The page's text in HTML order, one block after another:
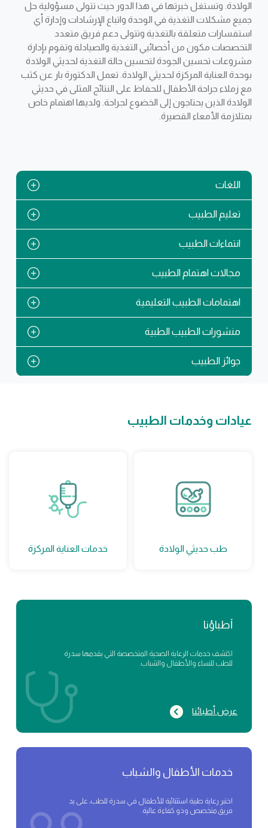
الولادة. وتستغل خبرتها في هذا الدور حيث تتولى مسؤولية حل
جميع مشكلات التغذية في الوحدة واتباع الإرشادات وإدارة أي
استفسارات متعلقة بالتغذية وتتولى دعم فريق متعدد
التخصصات مكون من أخصائيي التغذية والصيادلة وتقوم بإدارة
مشروعات تحسين الجودة لتحسين حالة التغذية لحديثي الولادة
بوحدة العناية المركزة لحديثي الولادة. تعمل الدكتورة بار عن كثب
مع زملاء جراحة الأطفال للحفاظ على النتائج المثلى في حديثي
الولادة الذين يحتاجون إلى الخضوع لجراحة. ولديها اهتمام خاص
بمتلازمة الأمعاء القصيرة.
اللغات
تعليم الطبيب
انتماءات الطبيب
مجالات اهتمام الطبيب
اهتمامات الطبيب التعليمية
منشورات الطبيب الطبية
جوائز الطبيب
عيادات وخدمات الطبيب
طب حديثي الولادة خدمات العناية المركزة
أطباؤنا
اكتشف خدمات الرعاية الصحية المتخصصة التي يقدمها سدرة
للطب للنساء والأطفال والشباب.
عرض أطبائنا
خدمات الأطفال والشباب
اختبر رعاية طبية استثنائية للأطفال في سدرة للطب، على يد
فريق متخصص وذو كفاءة عالية.